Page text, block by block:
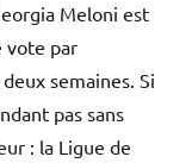
Meloni est
vote par
semaines. Si
pas sans
: la Ligue de